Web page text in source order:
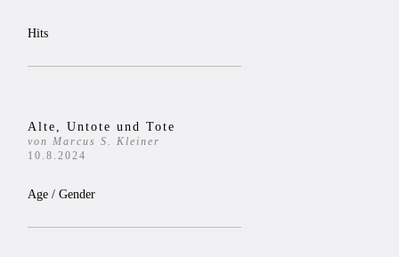
Hits
Alte, Untote und Tote
von Marcus S. Kleiner
10.8.2024
Age / Gender